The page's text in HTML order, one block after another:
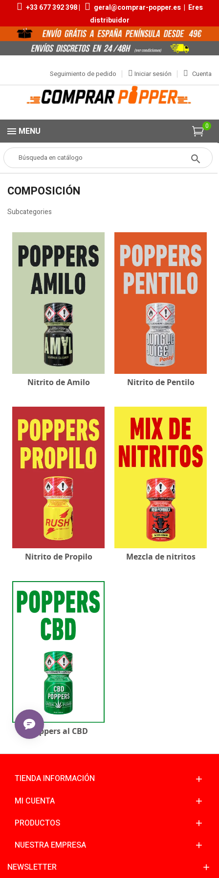
+33 677 392 398 | geral@comprar-popper.es| Eres
distribuidor
Cuenta
Iniciar sesión
Seguimiento de pedido
0
MENU
Popper COMPOSICIÓN
COMPOSICIÓN
Subcategories
Nitrito de Amilo Nitrito de Pentilo
Nitrito de Propilo Mezcla de nitritos
Poppers al CBD
TIENDA INFORMACIÓN
MI CUENTA
PRODUCTOS
NUESTRA EMPRESA
NEWSLETTER